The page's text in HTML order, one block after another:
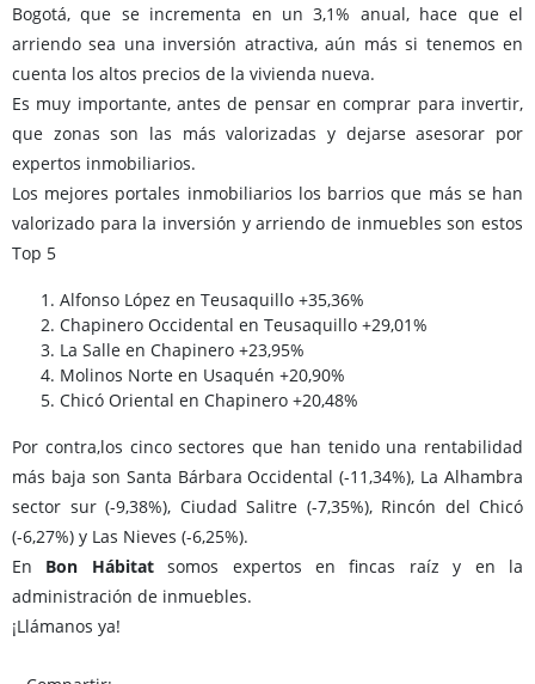
Bogotá, que se incrementa en un 3,1% anual, hace que el
arriendo sea una inversión atractiva, aún más si tenemos en
cuenta los altos precios de la vivienda nueva.
Es muy importante, antes de pensar en comprar para invertir,
que zonas son las más valorizadas y dejarse asesorar por
expertos inmobiliarios.
Los mejores portales inmobiliarios los barrios que más se han
valorizado para la inversión y arriendo de inmuebles son estos
Top 5
Alfonso López en Teusaquillo +35,36%
Chapinero Occidental en Teusaquillo +29,01%
La Salle en Chapinero +23,95%
Molinos Norte en Usaquén +20,90%
Chicó Oriental en Chapinero +20,48%
Por contra,los cinco sectores que han tenido una rentabilidad
más baja son Santa Bárbara Occidental (-11,34%), La Alhambra
sector sur (-9,38%), Ciudad Salitre (-7,35%), Rincón del Chicó
(-6,27%) y Las Nieves (-6,25%).
En Bon Hábitatsomos expertos en fincas raíz y en la
administración de inmuebles.
¡Llámanos ya!